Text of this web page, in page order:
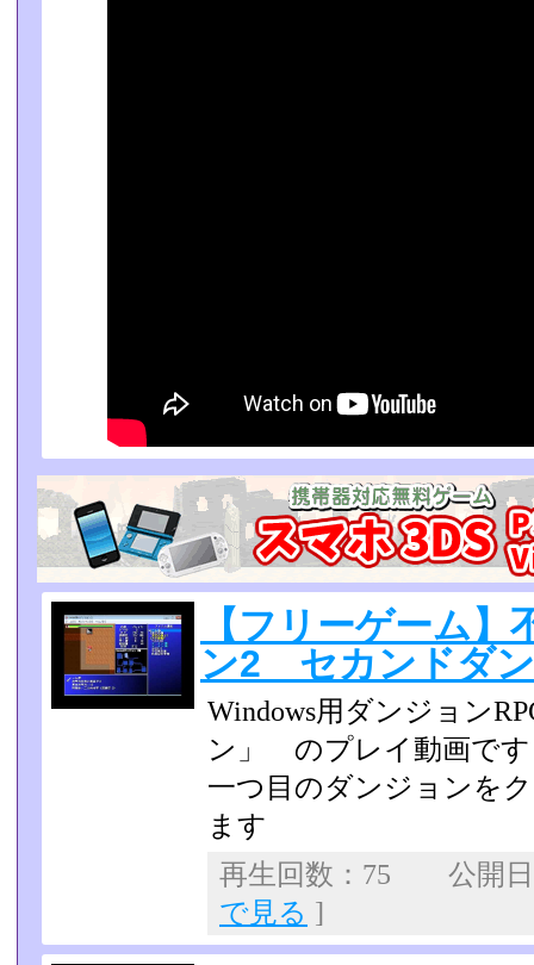
【フリーゲーム
ン2 セカンドダ
Windows用ダンジョン
ン」 のプレイ動画です
一つ目のダンジョンを
ます
再生回数：75 公開
で見る ]